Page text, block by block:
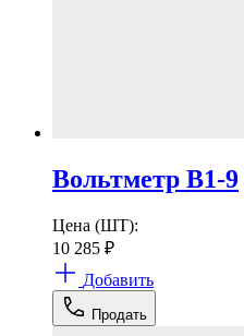
Вольтметр В1-9
Цена (ШТ):
10 285 ₽
Добавить
Продать